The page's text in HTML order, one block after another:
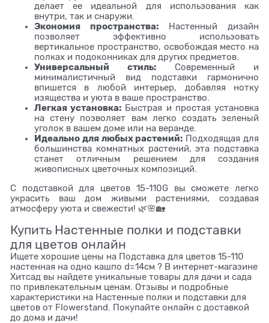
делает ее идеальной для использования как
внутри, так и снаружи.
Экономия пространства: Настенный дизайн
позволяет эффективно использовать
вертикальное пространство, освобождая место на
полках и подоконниках для других предметов.
Универсальный стиль: Современный и
минималистичный вид подставки гармонично
впишется в любой интерьер, добавляя нотку
изящества и уюта в ваше пространство.
Легкая установка: Быстрая и простая установка
на стену позволяет вам легко создать зеленый
уголок в вашем доме или на веранде.
Идеально для любых растений: Подходящая для
большинства комнатных растений, эта подставка
станет отличным решением для создания
живописных цветочных композиций.
С подставкой для цветов 15-110G вы сможете легко
украсить ваш дом живыми растениями, создавая
атмосферу уюта и свежести! 🌿🌸🏡
Купить Настенные полки и подставки
для цветов онлайн
Ищете хорошие цены на Подставка для цветов 15-110
настенная на одно кашпо d=14см ? В интернет-магазине
Хитсад вы найдете уникальные товары для дачи и сада
по привлекательным ценам. Отзывы и подробные
характеристики на Настенные полки и подставки для
цветов от Flowerstand. Покупайте онлайн с доставкой
до дома и дачи!